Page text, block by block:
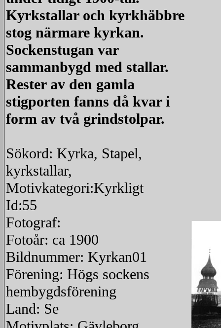
Kyrkstallar och kyrkhäbbre
stog närmare kyrkan.
Sockenstugan var
sammanbygd med stallar.
Rester av den gamla
stigporten fanns då kvar i
form av två grindstolpar.
Sökord: Kyrka, Stapel,
kyrkstallar,
Motivkategori:Kyrkligt
Id:55
Fotograf:
Fotoår: ca 1900
Bildnummer: Kyrkan01
Förening: Högs sockens
hembygdsförening
Land: Se